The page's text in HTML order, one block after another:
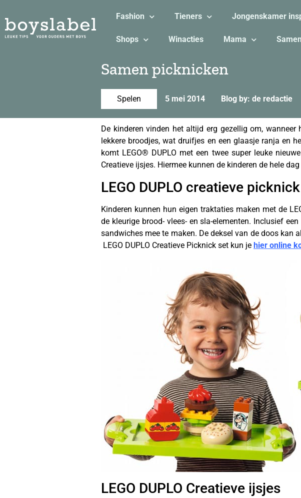
Fashion Tieners Jongenskamer
Shops Winacties Mama
Samen picknicken
Spelen 5 mei 2014 Blog by: de redactie
De kinderen vinden het altijd erg gezellig om,
lekkere broodjes, wat druifjes en een glaasje ranja en
komt LEGO® DUPLO met een twee super leuke
Creatieve ijsjes. Hiermee kunnen de kinderen de hele
LEGO DUPLO creatieve
Kinderen kunnen hun eigen traktaties maken met de
de kleurige brood- vlees- en sla-elementen. Inclusief
sandwiches mee te maken. De deksel van de doos kan
LEGO DUPLO Creatieve Picknick set kun je hier online
LEGO DUPLO Creatieve ijsjes